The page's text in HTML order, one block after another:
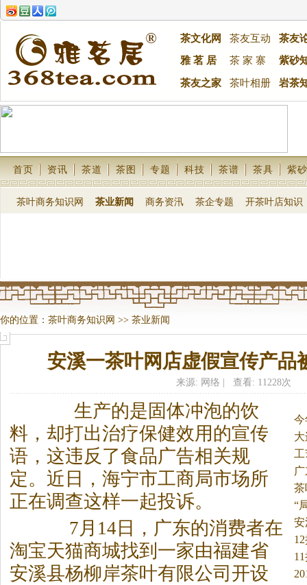
茶文化网 茶友互动
茶友
雅 茗 居
茶 家 寨 紫砂
茶友之家 茶叶相册 岩茶
首页 资讯 茶道 茶图 专题 科技 茶谱 茶具 紫砂
茶叶商务知识网 茶业新闻 商务资汛 茶企专题 开茶叶店知识
你的位置： 茶叶商务知识网 >> 茶业新闻
安溪一茶叶网店虚假宣传产品
来源: 网络 | 查看: 11228次
万
单
“
处
生产的是固体冲泡的饮
料，却打出治疗保健效用的宣传
语，这违反了食品广告相关规
定。 近日，海宁市工商局市场所
正在调查这样一起投诉。
7月14日，广东的消费者在
淘宝天猫商城找到一家由福建省
安溪县杨柳岸茶叶有限公司开设